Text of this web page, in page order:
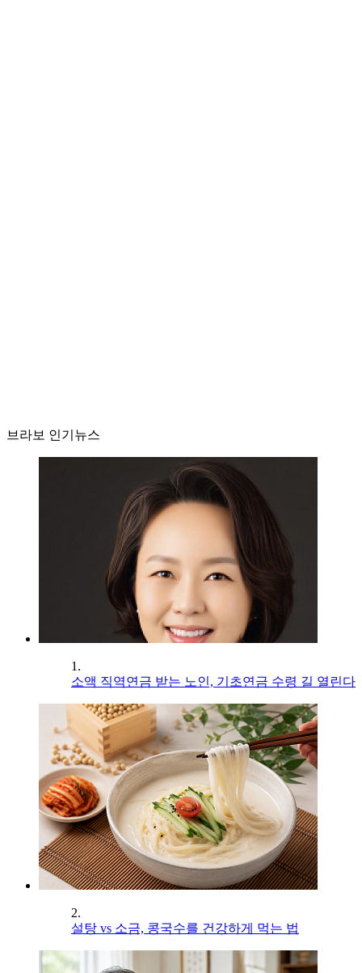
브라보 인기뉴스
1.
소액 직역연금 받는 노인, 기초연금 수령 길 열린다
2.
설탕 vs 소금, 콩국수를 건강하게 먹는 법